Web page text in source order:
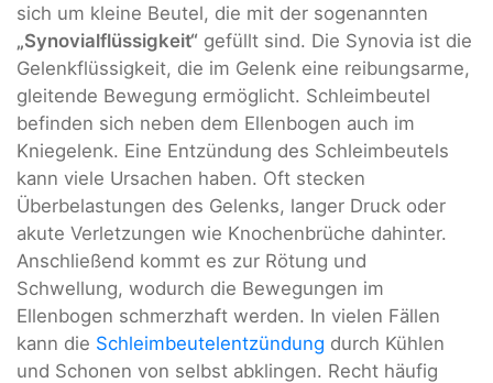
sich um kleine Beutel, die mit der sogenannten
„Synovialflüssigkeit“ gefüllt sind. Die Synovia ist die
Gelenkflüssigkeit, die im Gelenk eine reibungsarme,
gleitende Bewegung ermöglicht. Schleimbeutel
befinden sich neben dem Ellenbogen auch im
Kniegelenk. Eine Entzündung des Schleimbeutels
kann viele Ursachen haben. Oft stecken
Überbelastungen des Gelenks, langer Druck oder
akute Verletzungen wie Knochenbrüche dahinter.
Anschließend kommt es zur Rötung und
Schwellung, wodurch die Bewegungen im
Ellenbogen schmerzhaft werden. In vielen Fällen
kann die Schleimbeutelentzündung durch Kühlen
und Schonen von selbst abklingen. Recht häufig